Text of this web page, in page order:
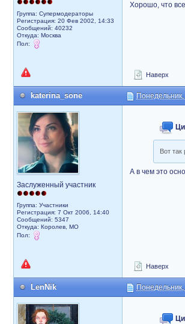
Группа: Супермодераторы
Регистрация: 20 Фев 2002, 14:33
Сообщений: 40232
Откуда: Москва
Пол:
Хорошо, что
Наверх
katerina_sone
Заслуженный участник
Группа: Участники
Регистрация: 7 Окт 2006, 14:40
Сообщений: 5347
Откуда: Королев, МО
Пол:
Вот так
А в чем это
Наверх
LenNik